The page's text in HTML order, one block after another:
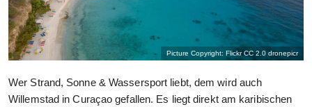
Picture Copyright: Flickr CC 2.0 dronepicr
Wer Strand, Sonne & Wassersport liebt, dem wird auch
Willemstad in Curaçao gefallen. Es liegt direkt am karibischen